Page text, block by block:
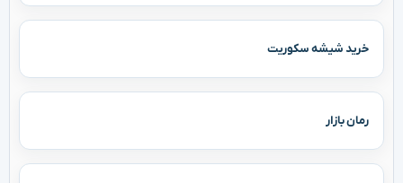
خرید شیشه سکوریت
رمان بازار